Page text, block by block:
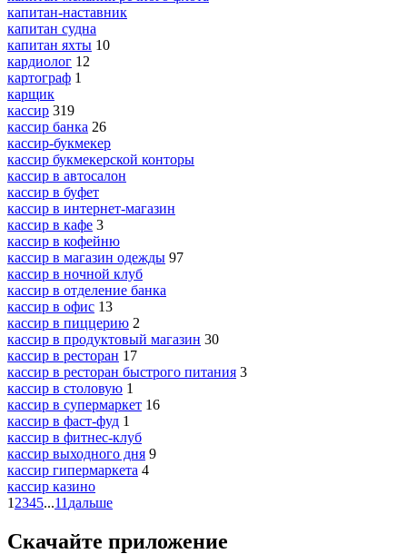
капитан-наставник
капитан судна
капитан яхты 10
кардиолог 12
картограф 1
карщик
кассир 319
кассир банка 26
кассир-букмекер
кассир букмекерской конторы
кассир в автосалон
кассир в буфет
кассир в интернет-магазин
кассир в кафе 3
кассир в кофейню
кассир в магазин одежды 97
кассир в ночной клуб
кассир в отделение банка
кассир в офис 13
кассир в пиццерию 2
кассир в продуктовый магазин 30
кассир в ресторан 17
кассир в ресторан быстрого питания 3
кассир в столовую 1
кассир в супермаркет 16
кассир в фаст-фуд 1
кассир в фитнес-клуб
кассир выходного дня 9
кассир гипермаркета 4
кассир казино
1 2345...11 дальше
Скачайте приложение